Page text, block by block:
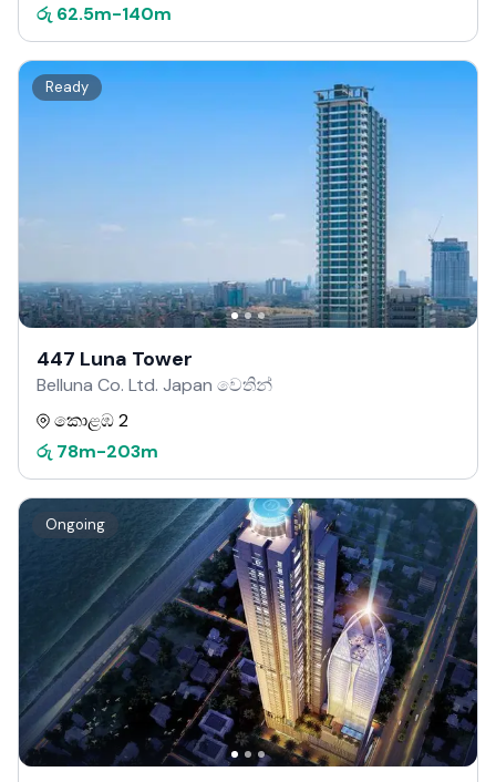
රු 62.5m-140m
Ready
447 Luna Tower
Belluna Co. Ltd. Japan වෙතින්
කොළඹ 2
රු 78m-203m
Ongoing